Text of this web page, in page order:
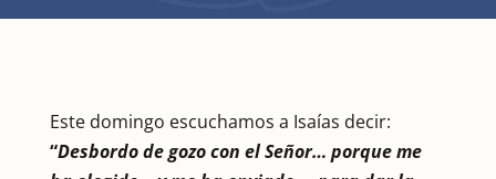
Este domingo escuchamos a Isaías decir:
“Desbordo de gozo con el Señor… porque me